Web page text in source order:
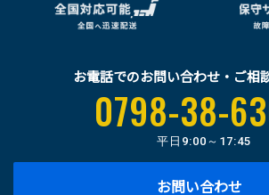
お電話でのお問い合わせ・ご相
0798-38-
平日 9:00～17:45
お問い合わせ